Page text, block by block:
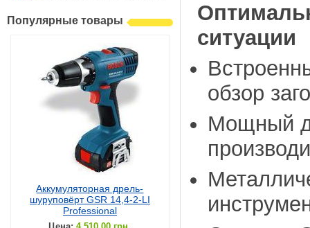
Популярные товары
Аккумуляторная дрель-
шуруповёрт GSR 14,4-2-LI
Professional
ситуации
обзор
Мощный